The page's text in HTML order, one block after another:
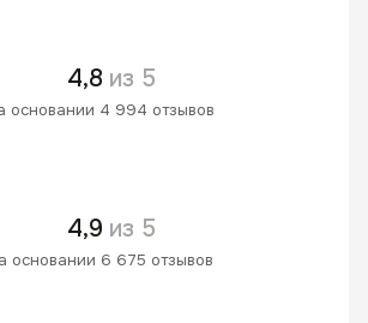
4,8 из 5
основании 4 994 отзывов
4,9 из 5
основании 6 675 отзывов